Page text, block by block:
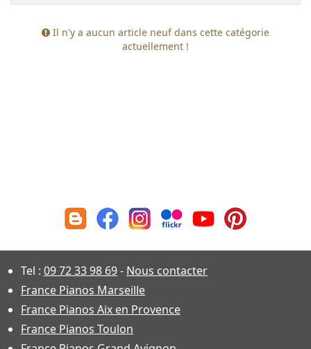
Il n'y a aucun article neuf dans cette catégorie
actuellement !
Tel : 09 72 33 98 69- Nous contacter
France Pianos Marseille
France Pianos Aix en Provence
France Pianos Toulon